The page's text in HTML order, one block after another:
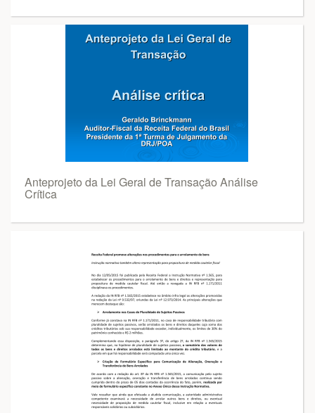
Anteprojeto da Lei Geral de Transação Análise
Crítica